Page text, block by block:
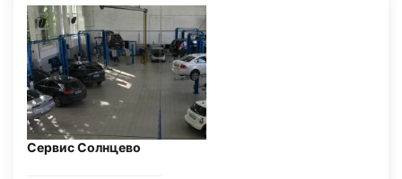
Сервис Солнцево